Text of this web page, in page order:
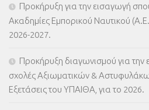
Προκήρυξη για την εισαγωγή
Ακαδημίες Εμπορικού Ναυτικού
2026-2027.
Προκήρυξη διαγωνισμού για την
σχολές Αξιωματικών &
Εξετάσεις του ΥΠΑΙΘΑ, για το 2026.